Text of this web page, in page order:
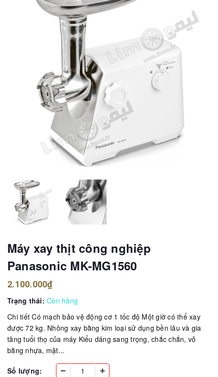
Máy xay thịt công nghiệp
Panasonic MK-MG1560
2.100.000₫
Trạng thái: Còn hàng
Chi tiết Có mạch bảo vệ động cơ 1 tốc độ Một giờ có thể xay
được 72 kg. Nhông xay bằng kim loại sử dụng bền lâu và gia
tăng tuổi thọ của máy Kiểu dáng sang trọng, chắc chắn, vỏ
bằng nhựa, mặt...
Số lượng: